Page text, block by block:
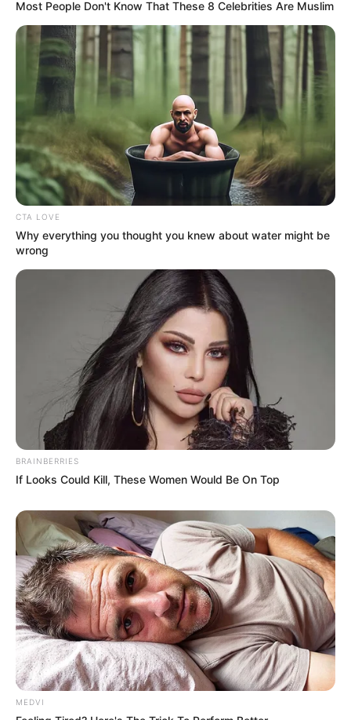
Most People Don't Know That These 8 Celebrities Are Muslim
CTA LOVE
Why everything you thought you knew about water might be
wrong
BRAINBERRIES
If Looks Could Kill, These Women Would Be On Top
MEDVI